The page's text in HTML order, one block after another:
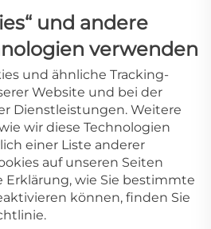
und andere
verwenden
und ähnliche Tracking-
Website und bei der
Dienstleistungen. Weitere
wir diese Technologien
einer Liste anderer
auf unseren Seiten
Erklärung, wie Sie bestimmte
können, finden Sie